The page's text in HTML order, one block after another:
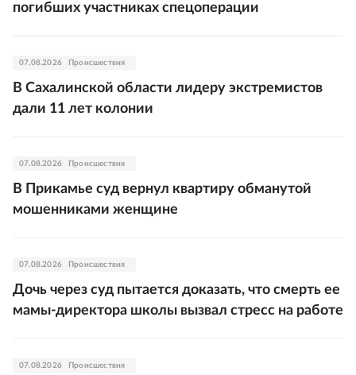
погибших участниках спецоперации
07.08.2026 Происшествия
В Сахалинской области лидеру экстремистов
дали 11 лет колонии
07.08.2026 Происшествия
В Прикамье суд вернул квартиру обманутой
мошенниками женщине
07.08.2026 Происшествия
Дочь через суд пытается доказать, что смерть ее
мамы-директора школы вызвал стресс на работе
07.08.2026 Происшествия